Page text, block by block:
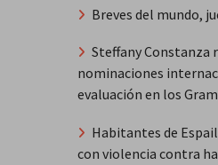
Breves del mundo,
Steffany Constanza
nominaciones
evaluación en los
Habitantes de
con violencia contra